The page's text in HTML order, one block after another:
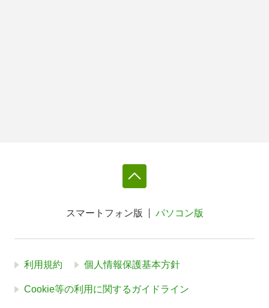
スマートフォン版 パソコン版
利用規約 個人情報保護基本方針
Cookie等の利用に関するガイドライン